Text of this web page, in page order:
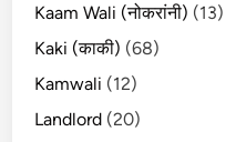
Kaam Wali (नोकरांनी) (13)
Kaki (काकी) (68)
Kamwali (12)
Landlord (20)